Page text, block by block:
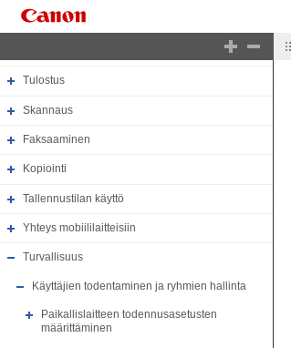
Kokoonpano
Tulostus
Skannaus
Faksaaminen
Kopiointi
Tallennustilan käyttö
Yhteys mobiililaitteisiin
Turvallisuus
Käyttäjien todentaminen ja ryhmien hallinta
Paikallislaitteen todennusasetusten
määrittäminen